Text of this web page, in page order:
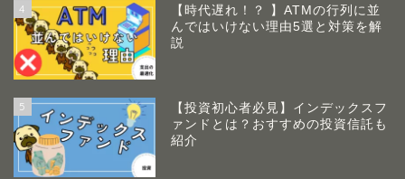
4
【時代遅れ！？ 】ATMの行列に並
んではいけない理由5選と対策を解
説
5
【投資初心者必見】インデックスフ
ァンドとは？おすすめの投資信託も
紹介